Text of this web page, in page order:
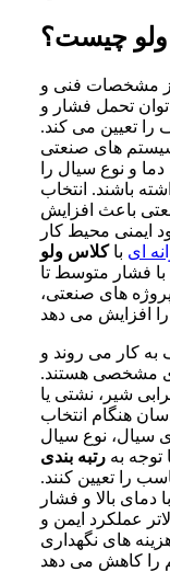
چیست؟
مشخصات فنی و
تحمل فشار و
تعیین می کند.
های صنعتی
و نوع سیال را
باشند. انتخاب
باعث افزایش
ایمنی محیط کار
ای باکلاس ولو
فشار متوسط تا
های صنعتی،
به کار می روند و
مشخصی هستند.
شیر، نشتی یا
هنگام انتخاب
سیال، نوع سیال
توجه بهرتبه بندی
را تعیین کنند.
دمای بالا و فشار
عملکرد ایمن و
های نگهداری